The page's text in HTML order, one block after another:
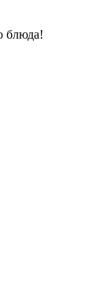
блюда!